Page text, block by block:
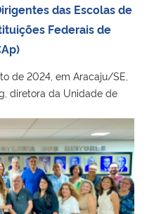
das Escolas de
Federais de
de 2024, em Aracaju/SE,
diretora da Unidade de